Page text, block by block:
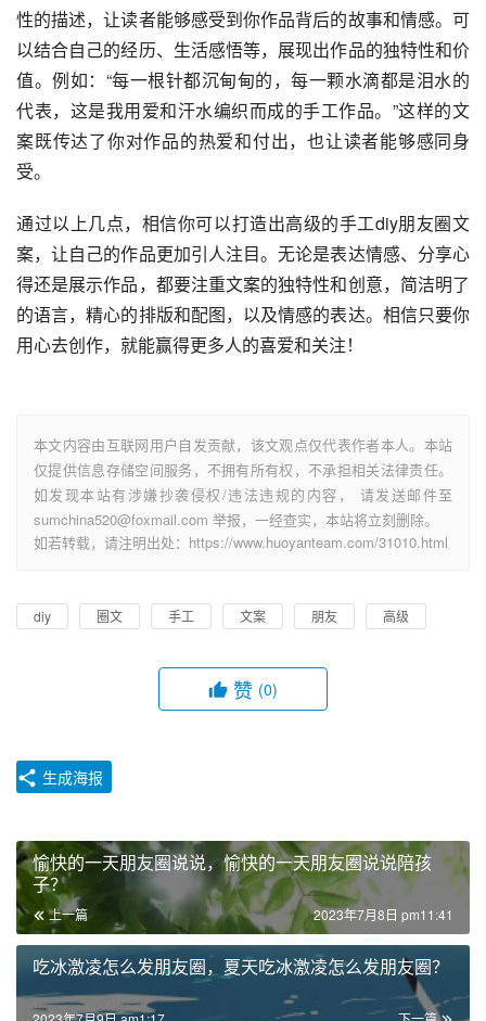
性的描述，让读者能够感受到你作品背后的故事和情感。可
以结合自己的经历、生活感悟等，展现出作品的独特性和价
值。例如：“每一根针都沉甸甸的，每一颗水滴都是泪水的
代表，这是我用爱和汗水编织而成的手工作品。”这样的文
案既传达了你对作品的热爱和付出，也让读者能够感同身
受。
通过以上几点，相信你可以打造出高级的手工diy朋友圈文
案，让自己的作品更加引人注目。无论是表达情感、分享心
得还是展示作品，都要注重文案的独特性和创意，简洁明了
的语言，精心的排版和配图，以及情感的表达。相信只要你
用心去创作，就能赢得更多人的喜爱和关注！
本文内容由互联网用户自发贡献，该文观点仅代表作者本人。本站
仅提供信息存储空间服务，不拥有所有权，不承担相关法律责任。
如发现本站有涉嫌抄袭侵权/违法违规的内容， 请发送邮件至
sumchina520@foxmail.com 举报，一经查实，本站将立刻删除。
如若转载，请注明出处：https://www.huoyanteam.com/31010.html
diy 圈文 手工 文案 朋友 高级
赞 (0)
生成海报
愉快的一天朋友圈说说，愉快的一天朋友圈说说陪孩
子？
上一篇 2023年7月8日 pm11:41
吃冰激凌怎么发朋友圈，夏天吃冰激凌怎么发朋友圈？